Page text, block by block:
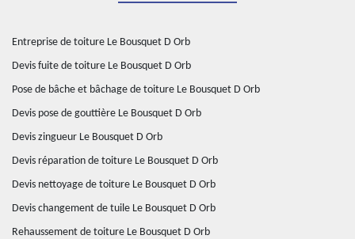
Entreprise de toiture Le Bousquet D Orb
Devis fuite de toiture Le Bousquet D Orb
Pose de bâche et bâchage de toiture Le Bousquet D Orb
Devis pose de gouttière Le Bousquet D Orb
Devis zingueur Le Bousquet D Orb
Devis réparation de toiture Le Bousquet D Orb
Devis nettoyage de toiture Le Bousquet D Orb
Devis changement de tuile Le Bousquet D Orb
Rehaussement de toiture Le Bousquet D Orb